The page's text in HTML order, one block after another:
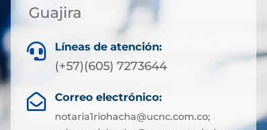
Guajira
 Líneas de atención:
(+57)(605) 7273644
 Correo electrónico:
notaria1riohacha@ucnc.com.co;